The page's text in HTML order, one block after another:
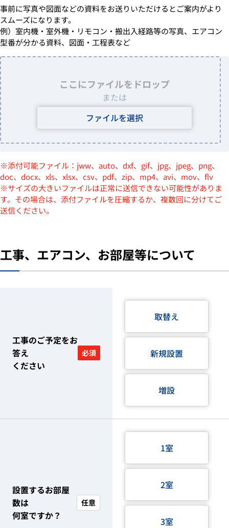
事前に写真や図面などの資料をお送りいただけるとご案内がより
スムーズになります。
例）室内機・室外機・リモコン・搬出入経路等の写真、エアコン
型番が分かる資料、図面・工程表など
ここにファイルをドロップ
または
ファイルを選択
※添付可能ファイル：jww、auto、dxf、gif、jpg、jpeg、png、
doc、docx、xls、xlsx、csv、pdf、zip、mp4、avi、mov、flv
※サイズの大きいファイルは正常に送信できない可能性がありま
す。その場合は、添付ファイルを圧縮するか、複数回に分けてご
送信ください。
工事、エアコン、お部屋等について
工事のご予定をお
答え
ください
必須
取替え
新規設置
増設
設置するお部屋
数は
何室ですか？
任意
1室
2室
3室